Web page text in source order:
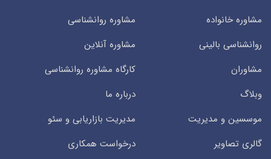
مشاوره خانواده
مشاوره روانشناسی
روانشناسی بالینی
مشاوره آنلاین
مشاوران
کارگاه مشاوره روانشناسی
وبلاگ
درباره ما
موسسین و مدیریت
مدیریت بازاریابی و سئو
گالری تصاویر
درخواست همکاری